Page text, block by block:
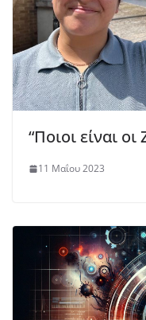
“Ποιοι είναι
11 Μαΐου 2023